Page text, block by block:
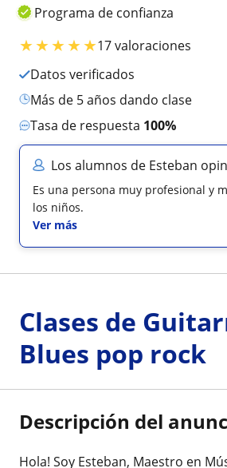
Programa de confianza
★★★★★17 valoraciones
Datos verificados
más de 5 años dando clase
Tasa de respuesta 100%
Los alumnos de Esteban
Es una persona muy profesional y
los niños.
Ver más
Clases de
Blues pop rock
Descripción del
Hola! Soy Esteban, Maestro en